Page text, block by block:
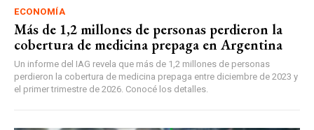
ECONOMÍA
Más de 1,2 millones de personas perdieron la
cobertura de medicina prepaga en Argentina
Un informe del IAG revela que más de 1,2 millones de personas
perdieron la cobertura de medicina prepaga entre diciembre de 2023 y
el primer trimestre de 2026. Conocé los detalles.